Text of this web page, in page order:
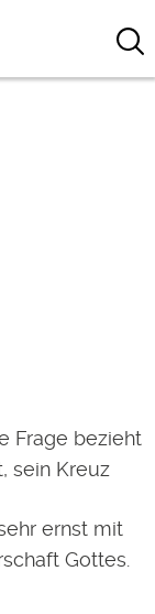
Frage bezieht
sein Kreuz
ernst mit
Gottes.